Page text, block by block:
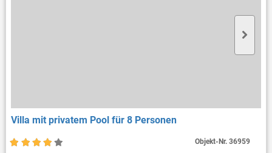
Villa mit privatem Pool für 8 Personen
Objekt-Nr.36959